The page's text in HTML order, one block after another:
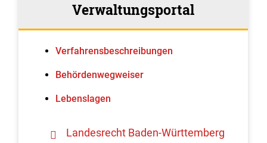
Verwaltungsportal
Verfahrens­beschreibungen
Behördenwegweiser
Lebenslagen
Landesrecht Baden-Württemberg